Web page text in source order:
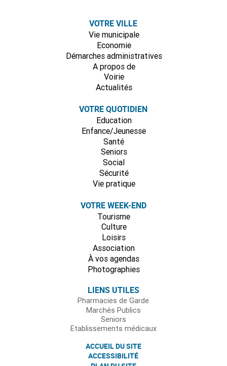
VOTRE VILLE
Vie municipale
Economie
Démarches administratives
A propos de
Voirie
Actualités
VOTRE QUOTIDIEN
Education
Enfance/Jeunesse
Santé
Seniors
Social
Sécurité
Vie pratique
VOTRE WEEK-END
Tourisme
Culture
Loisirs
Association
À vos agendas
Photographies
LIENS UTILES
Pharmacies de Garde
Marchés Publics
Seniors
Etablissements médicaux
ACCUEIL DU SITE
ACCESSIBILITÉ